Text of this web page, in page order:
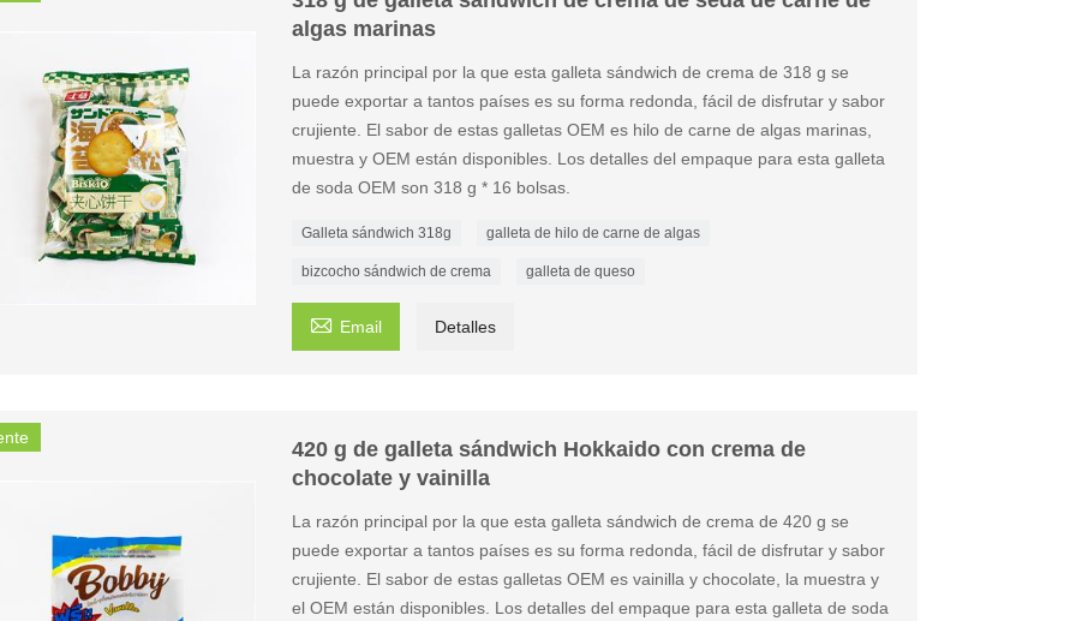
algas marinas
La razón principal por la que esta galleta sándwich de crema de 318 g se
puede exportar a tantos países es su forma redonda, fácil de disfrutar y sabor
crujiente. El sabor de estas galletas OEM es hilo de carne de algas marinas,
muestra y OEM están disponibles. Los detalles del empaque para esta galleta
de soda OEM son 318 g * 16 bolsas.
Galleta sándwich 318g galleta de hilo de carne de algas
bizcocho sándwich de crema galleta de queso
 Email Detalles
420 g de galleta sándwich Hokkaido con crema de
chocolate y vainilla
La razón principal por la que esta galleta sándwich de crema de 420 g se
puede exportar a tantos países es su forma redonda, fácil de disfrutar y sabor
crujiente. El sabor de estas galletas OEM es vainilla y chocolate, la muestra y
el OEM están disponibles. Los detalles del empaque para esta galleta de soda